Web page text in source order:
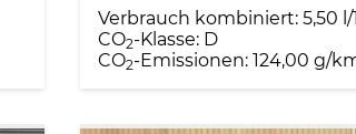
Verbrauch kombiniert: 5,50
CO2-Klasse: D
CO2-Emissionen: 124,00 g/